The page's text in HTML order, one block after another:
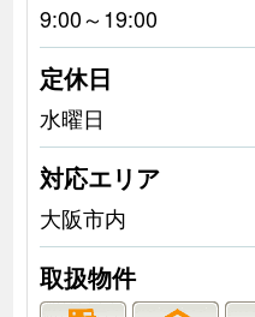
9:00～19:00
定休日
水曜日
対応エリア
大阪市内
取扱物件